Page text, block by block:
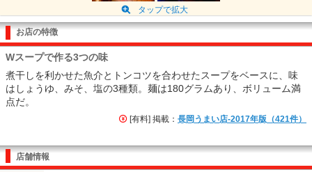
タップで拡大
お店の特徴
Wスープで作る3つの味
煮干しを利かせた魚介とトンコツを合わせたスープをベースに、味
はしょうゆ、みそ、塩の3種類。麺は180グラムあり、ボリューム満
点だ。
[有料] 掲載： 長岡うまい店-2017年版（421件）
店舗情報